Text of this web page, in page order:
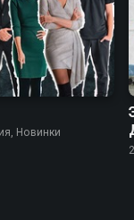
Новинки